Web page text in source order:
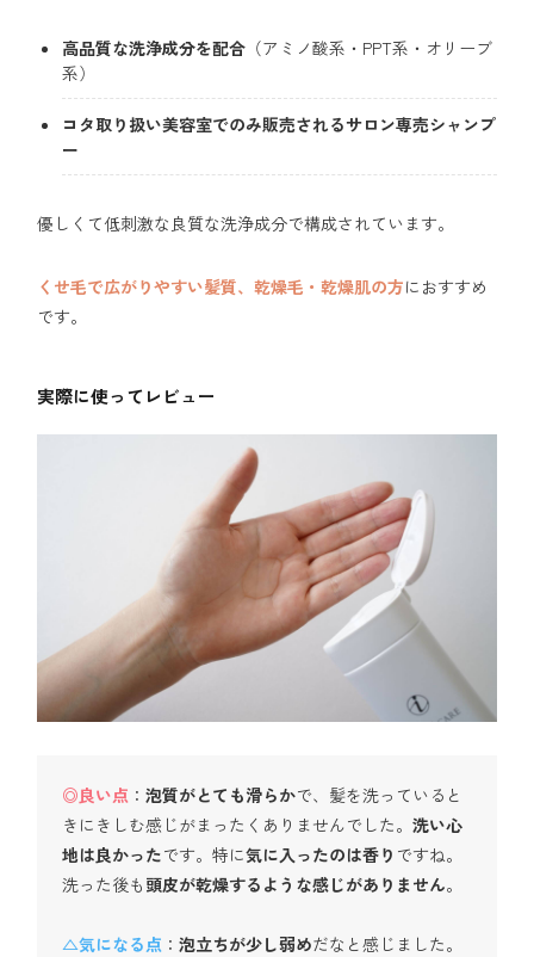
高品質な洗浄成分を配合 （アミノ酸系・PPT系・オリーブ
系）
コタ取り扱い美容室でのみ販売されるサロン専売シャンプ
ー
優しくて低刺激な良質な洗浄成分で構成されています。
くせ毛で広がりやすい髪質、乾燥毛・乾燥肌の方におすすめ
です。
実際に使ってレビュー
◎良い点 ：泡質がとても滑らかで、髪を洗っていると
きにきしむ感じがまったくありませんでした。洗い心
地は良かったです。特に気に入ったのは香り ですね。
洗った後も 頭皮が乾燥するような感じがありません。
△気になる点 ：泡立ちが少し弱めだなと感じました。